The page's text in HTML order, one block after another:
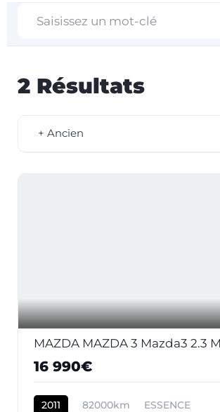
2 Résultats
+ Ancien
16 990€
2011 82000km ESSENCE